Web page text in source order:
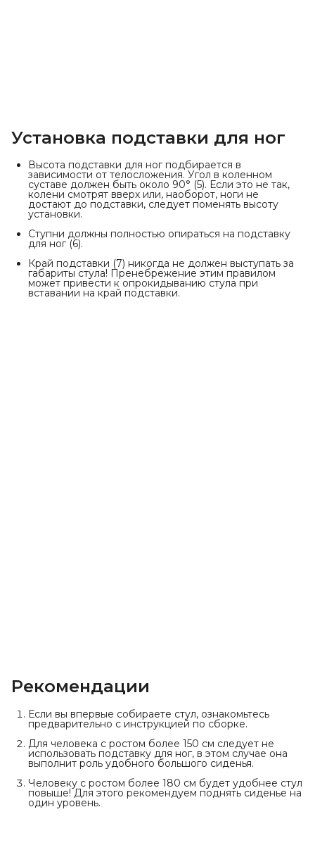
Установка подставки для ног
Высота подставки для ног подбирается в
зависимости от телосложения. Угол в коленном
суставе должен быть около 90° (5). Если это не так,
колени смотрят вверх или, наоборот, ноги не
достают до подставки, следует поменять высоту
установки.
Ступни должны полностью опираться на подставку
для ног (6).
Край подставки (7) никогда не должен выступать за
габариты стула! Пренебрежение этим правилом
может привести к опрокидыванию стула при
вставании на край подставки.
Рекомендации
Если вы впервые собираете стул, ознакомьтесь
предварительно с инструкцией по сборке.
Для человека с ростом более 150 см следует не
использовать подставку для ног, в этом случае она
выполнит роль удобного большого сиденья.
Человеку с ростом более 180 см будет удобнее стул
повыше! Для этого рекомендуем поднять сиденье на
один уровень.